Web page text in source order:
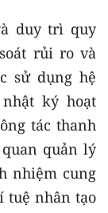
duy trì quy
rủi ro và
sử dụng hệ
ký hoạt
tác thanh
quản lý
nhiệm cung
tuệ nhân tạo